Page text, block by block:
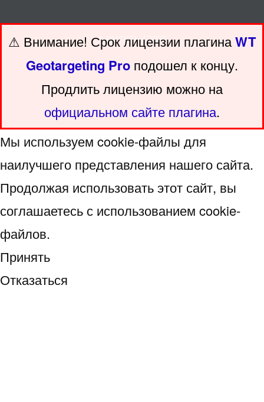
© РУСЕТЬ / 2025
⚠ Внимание! ️Срок лицензии плагинаWT
Geotargeting Pro подошел к концу.
Продлить лицензию можно на
официальном сайте плагина.
Мы используем cookie-файлы для
наилучшего представления нашего сайта.
Продолжая использовать этот сайт, вы
соглашаетесь с использованием cookie-
файлов.
Принять
Отказаться